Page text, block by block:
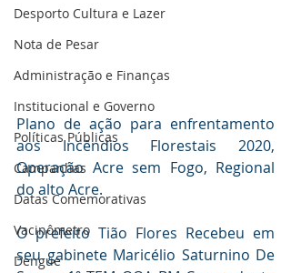
Desporto Cultura e Lazer
Nota de Pesar
Administração e Finanças
Institucional e Governo
Políticas Públicas
Campanhas
Datas Comemorativas
Vacinômetro
Dengue
Plano de ação para enfrentamento
aos Incêndios Florestais 2020,
Operação Acre sem Fogo, Regional
do alto Acre.
O prefeito Tião Flores Recebeu em
seu gabinete Maricélio Saturnino De